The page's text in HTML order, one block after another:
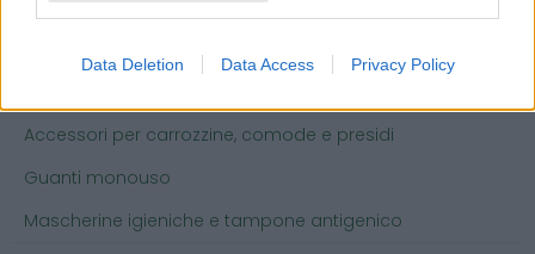
Data Deletion Data Access Privacy Policy
Accessori per carrozzine, comode e presidi
Guanti monouso
Mascherine igieniche e tampone antigenico